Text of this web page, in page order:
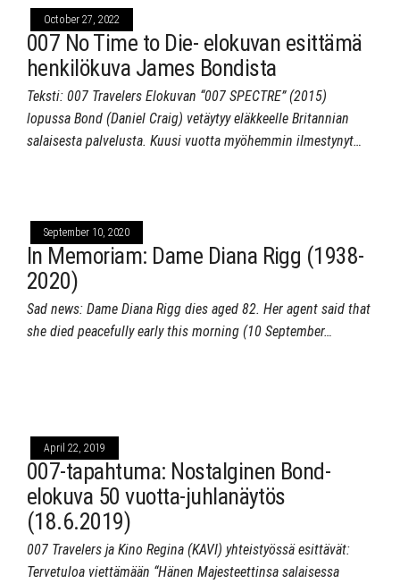
October 27, 2022
007 No Time to Die- elokuvan esittämä
henkilökuva James Bondista
Teksti: 007 Travelers Elokuvan “007 SPECTRE” (2015)
lopussa Bond (Daniel Craig) vetäytyy eläkkeelle Britannian
salaisesta palvelusta. Kuusi vuotta myöhemmin ilmestynyt…
September 10, 2020
In Memoriam: Dame Diana Rigg (1938-
2020)
Sad news: Dame Diana Rigg dies aged 82. Her agent said that
she died peacefully early this morning (10 September…
April 22, 2019
007-tapahtuma: Nostalginen Bond-
elokuva 50 vuotta-juhlanäytös
(18.6.2019)
007 Travelers ja Kino Regina (KAVI) yhteistyössä esittävät:
Tervetuloa viettämään “Hänen Majesteettinsa salaisessa